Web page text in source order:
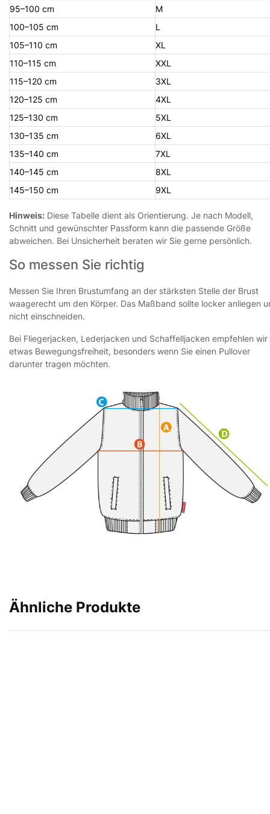
95–100 cm
M
100–105 cm
L
105–110 cm
XL
110–115 cm
XXL
115–120 cm
3XL
120–125 cm
4XL
125–130 cm
5XL
130–135 cm
6XL
135–140 cm
7XL
140–145 cm
8XL
145–150 cm
9XL
Hinweis: Diese Tabelle dient als Orientierung. Je nach Modell,
Schnitt und gewünschter Passform kann die passende Größe
abweichen. Bei Unsicherheit beraten wir Sie gerne persönlich.
So messen Sie richtig
Messen Sie Ihren Brustumfang an der stärksten Stelle der Brust
waagerecht um den Körper. Das Maßband sollte locker anliegen
nicht einschneiden.
Bei Fliegerjacken, Lederjacken und Schaffelljacken empfehlen wir
etwas Bewegungsfreiheit, besonders wenn Sie einen Pullover
darunter tragen möchten.
Ähnliche Produkte